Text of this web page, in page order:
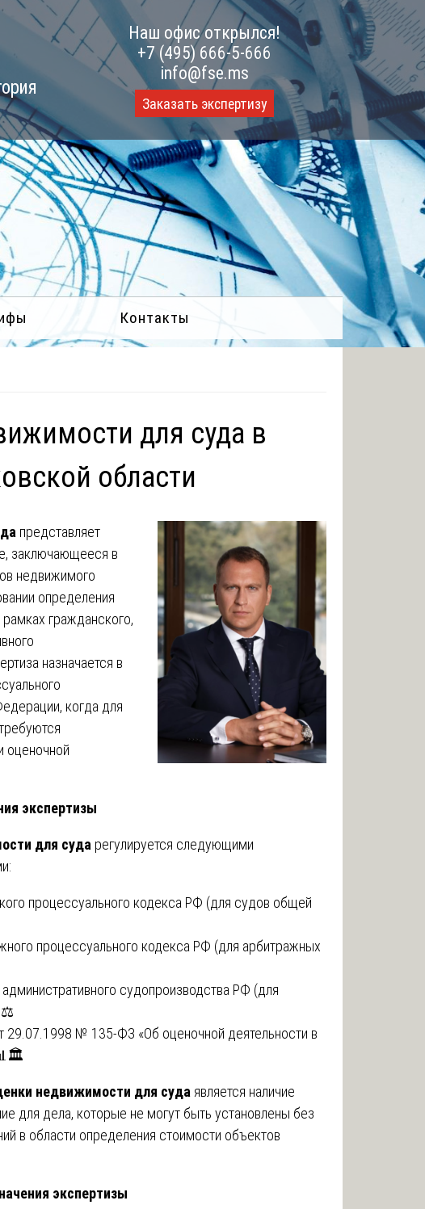
Наш офис открылся!
+7 (495) 666-5-666
info@fse.ms
Заказать экспертизу
Контакты
для суда в
области
представляет
заключающееся в
недвижимого
определения
гражданского,
назначается в
когда для
оценочной
экспертизы
для суда регулируется следующими
процессуального кодекса РФ (для судов общей
процессуального кодекса РФ (для арбитражных
судопроизводства РФ (для
29.07.1998 № 135-ФЗ «Об оценочной деятельности в
недвижимости для суда является наличие
для дела, которые не могут быть установлены без
в области определения стоимости объектов
экспертизы